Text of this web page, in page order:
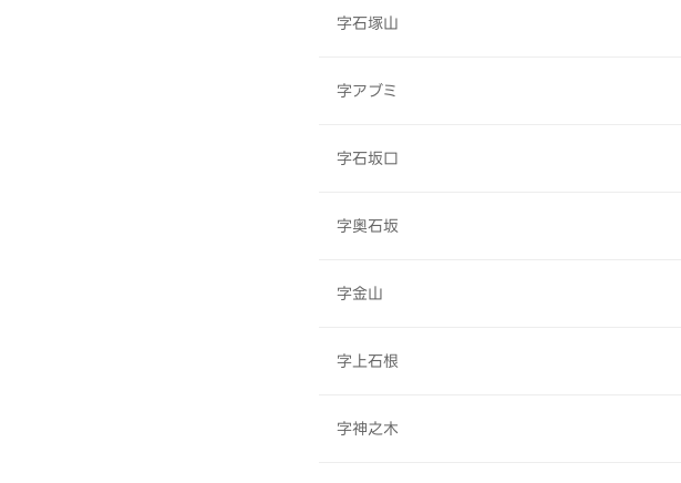
字石塚山
字アブミ
字石坂口
字奥石坂
字金山
字上石根
字神之木